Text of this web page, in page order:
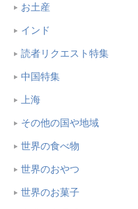
お土産
インド
読者リクエスト特集
中国特集
上海
その他の国や地域
世界の食べ物
世界のおやつ
世界のお菓子